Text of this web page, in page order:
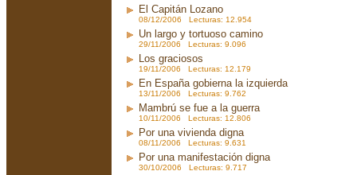
El Capitán Lozano
08/12/2006 Lecturas: 12.954
Un largo y tortuoso camino
29/11/2006 Lecturas: 9.096
Los graciosos
19/11/2006 Lecturas: 12.179
En España gobierna la izquierda
13/11/2006 Lecturas: 9.762
Mambrú se fue a la guerra
10/11/2006 Lecturas: 12.806
Por una vivienda digna
08/11/2006 Lecturas: 9.631
Por una manifestación digna
30/10/2006 Lecturas: 9.717